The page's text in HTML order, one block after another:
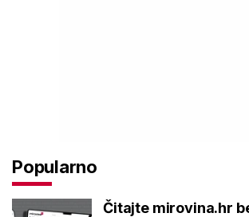
Popularno
Čitajte mirovina.hr